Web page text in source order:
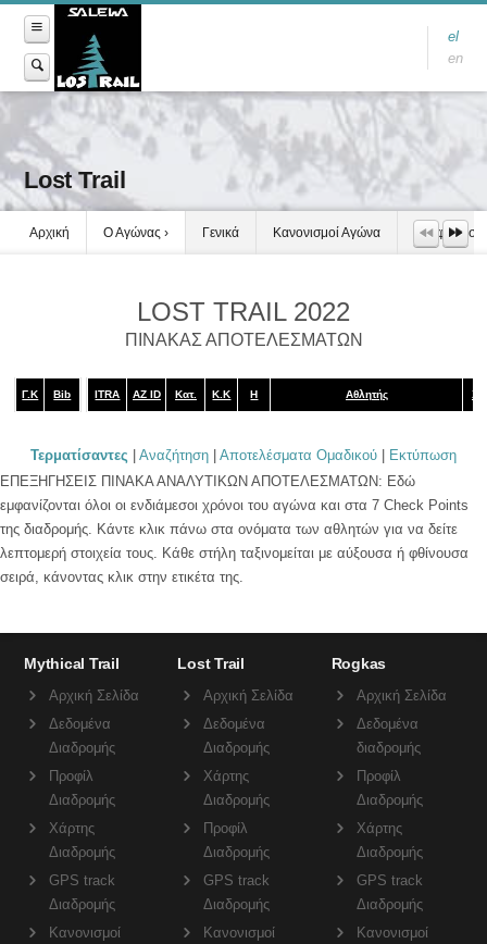
el
en
Lost Trail
Αρχική Ο Αγώνας Γενικά Κανονισμοί Αγώνα Τροφοδοσία
LOST TRAIL 2022
ΠΙΝΑΚΑΣ ΑΠΟΤΕΛΕΣΜΑΤΩΝ
Γ.Κ Bib ITRA AZ ID Κατ. Κ.Κ Η Αθλητής
Τερματίσαντες Αναζήτηση Αποτελέσματα Ομαδικού
Εκτύπωση
ΕΠΕΞΗΓΗΣΕΙΣ ΠΙΝΑΚΑ ΑΝΑΛΥΤΙΚΩΝ ΑΠΟΤΕΛΕΣΜΑΤΩΝ: Εδώ
εμφανίζονται όλοι οι ενδιάμεσοι χρόνοι του αγώνα και στα 7 Check Points
της διαδρομής. Κάντε κλικ πάνω στα ονόματα των αθλητών για να δείτε
λεπτομερή στοιχεία τους. Κάθε στήλη ταξινομείται με αύξουσα ή φθίνουσα
σειρά, κάνοντας κλικ στην ετικέτα της.
Mythical Trail
Αρχική Σελίδα
Δεδομένα
Διαδρομής
Προφίλ
Διαδρομής
Χάρτης
Διαδρομής
GPS track
Διαδρομής
Κανονισμοί
Lost Trail
Αρχική Σελίδα
Δεδομένα
Διαδρομής
Χάρτης
Διαδρομής
Προφίλ
Διαδρομής
GPS track
Διαδρομής
Κανονισμοί
Rogkas
Αρχική Σελίδα
Δεδομένα
διαδρομής
Προφίλ
Διαδρομής
Χάρτης
Διαδρομής
GPS track
Διαδρομής
Κανονισμοί